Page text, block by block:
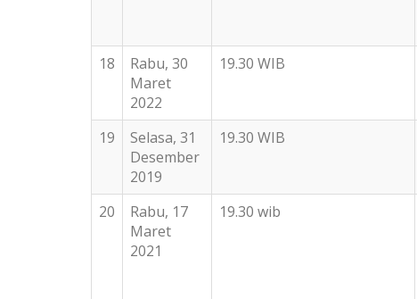
18
Rabu, 30
Maret
2022
19.30 WIB
19
Selasa, 31
Desember
2019
19.30 WIB
20
Rabu, 17
Maret
2021
19.30 wib